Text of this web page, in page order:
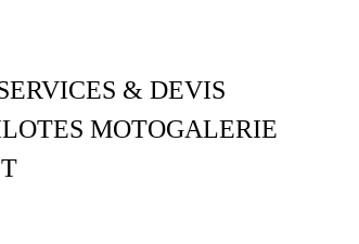
& DEVIS
MOTOGALERIE